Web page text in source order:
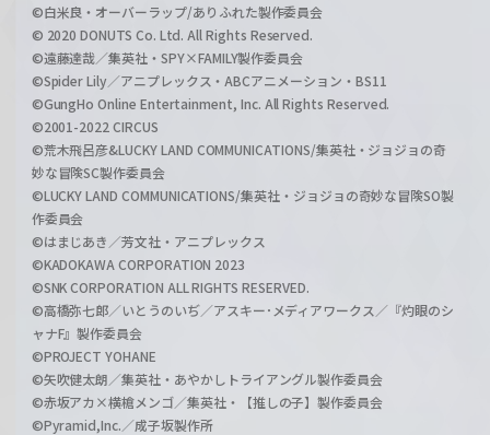
©白米良・オーバーラップ/ありふれた製作委員会
© 2020 DONUTS Co. Ltd. All Rights Reserved.
©遠藤達哉／集英社・SPY×FAMILY製作委員会
©Spider Lily／アニプレックス・ABCアニメーション・BS11
©GungHo Online Entertainment, Inc. All Rights Reserved.
©2001-2022 CIRCUS
©荒木飛呂彦&LUCKY LAND COMMUNICATIONS/集英社・ジョジョの奇
妙な冒険SC製作委員会
©LUCKY LAND COMMUNICATIONS/集英社・ジョジョの奇妙な冒険SO製
作委員会
©はまじあき／芳文社・アニプレックス
©KADOKAWA CORPORATION 2023
©SNK CORPORATION ALL RIGHTS RESERVED.
©高橋弥七郎／いとうのいぢ／アスキー･メディアワークス／『灼眼のシ
ャナF』製作委員会
©PROJECT YOHANE
©矢吹健太朗／集英社・あやかしトライアングル製作委員会
©赤坂アカ×横槍メンゴ／集英社・【推しの子】製作委員会
©Pyramid,Inc.／成子坂製作所